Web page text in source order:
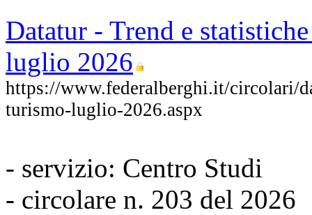
Datatur - Trend e
luglio 2026
https://www.federalberghi.it/circolari/
turismo-luglio-2026.aspx
- servizio: Centro Studi
- circolare n. 203 del 2026